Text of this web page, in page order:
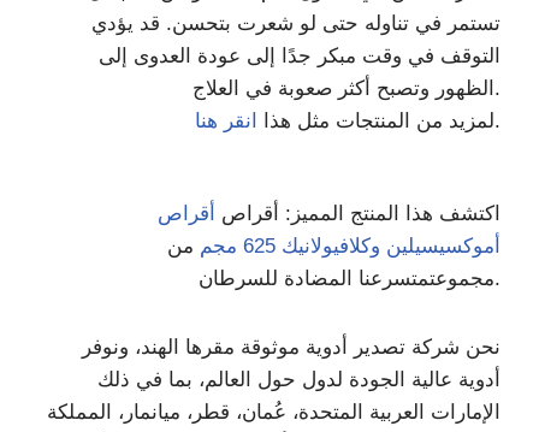
تستمر في تناوله حتى لو شعرت بتحسن. قد يؤدي
التوقف في وقت مبكر جدًا إلى عودة العدوى إلى
الظهور وتصبح أكثر صعوبة في العلاج.
لمزيد من المنتجات مثل هذا
انقر هنا .
اكتشف هذا المنتج المميز: أقراص
أقراص
أموكسيسيلين وكلافيولانيك 625 مجم
من
مجموعتمتسرع نا المضادة للسرطان.
نحن شركة تصدير أدوية موثوقة مقرها الهند، ونوفر
أدوية عالية الجودة لدول حول العالم، بما في ذلك
الإمارات العربية المتحدة، عُمان، قطر، ميانمار، المملكة